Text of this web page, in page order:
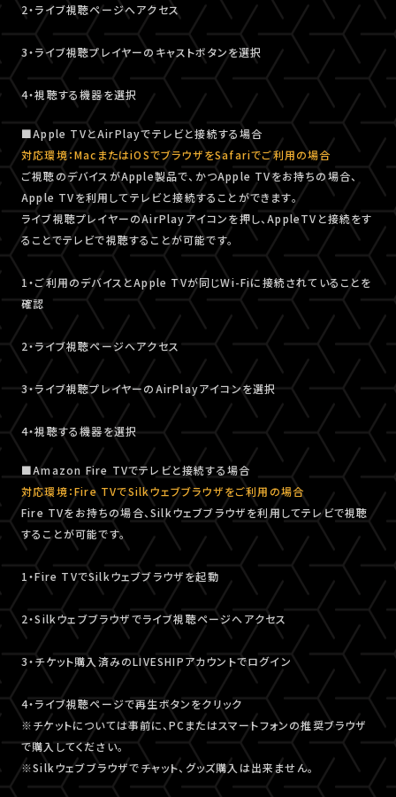
2・ライブ視聴ページへアクセス
3・ライブ視聴プレイヤーのキャストボタンを選択
4・視聴する機器を選択
■Apple TVとAirPlayでテレビと接続する場合
対応環境：MacまたはiOSでブラウザをSafariでご利用の場合
ご視聴のデバイスがApple製品で、かつApple TVをお持ちの場合、
Apple TVを利用してテレビと接続することができます。
ライブ視聴プレイヤーのAirPlayアイコンを押し、AppleTVと接続をす
ることでテレビで視聴することが可能です。
1・ご利用のデバイスとApple TVが同じWi-Fiに接続されていることを
確認
2・ライブ視聴ページへアクセス
3・ライブ視聴プレイヤーのAirPlayアイコンを選択
4・視聴する機器を選択
■Amazon Fire TVでテレビと接続する場合
対応環境：Fire TVでSilkウェブブラウザをご利用の場合
Fire TVをお持ちの場合、Silkウェブブラウザを利用してテレビで視聴
することが可能です。
1・Fire TVでSilkウェブブラウザを起動
2・Silkウェブブラウザでライブ視聴ページへアクセス
3・チケット購入済みのLIVESHIPアカウントでログイン
4・ライブ視聴ページで再生ボタンをクリック
※チケットについては事前に、PCまたはスマートフォンの推奨ブラウザ
で購入してください。
※Silkウェブブラウザでチャット、グッズ購入は出来ません。